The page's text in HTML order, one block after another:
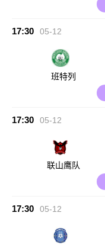
17:30 05-12
班特列
17:30 05-12
联山鹰队
17:30 05-12